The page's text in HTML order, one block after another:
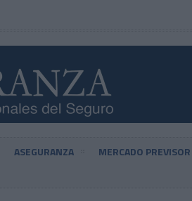
ASEGURANZA MERCADO PREVISOR